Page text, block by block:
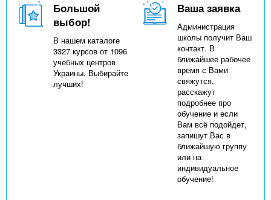
Большой
выбор!
В нашем каталоге
3327 курсов от 1096
учебных центров
Украины. Выбирайте
лучших!
Ваша заявка
Администрация
школы получит Ваш
контакт. В
ближайшее рабочее
время с Вами
свяжутся,
расскажут
подробнее про
обучение и если
Вам всё подойдет,
запишут Вас в
ближайшую группу
или на
индивидуальное
обучение!